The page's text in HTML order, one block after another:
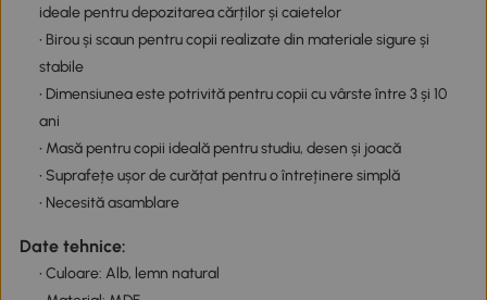
ideale pentru depozitarea cărților și caietelor
• Birou și scaun pentru copii realizate din materiale sigure și
stabile
• Dimensiunea este potrivită pentru copii cu vârste între 3 și 10
ani
• Masă pentru copii ideală pentru studiu, desen și joacă
• Suprafețe ușor de curățat pentru o întreținere simplă
• Necesită asamblare
Date tehnice:
• Culoare: Alb, lemn natural